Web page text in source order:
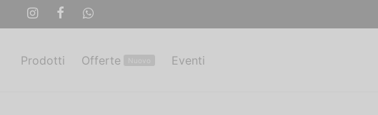
Prodotti Offerte Eventi